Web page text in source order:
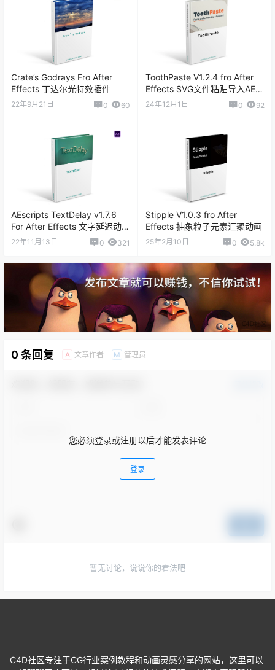
Crate’s Godrays Fro After
Effects 丁达尔光特效插件
22年9月21日 0 60
ToothPaste V1.2.4 fro After
Effects SVG文件粘贴导入AE脚
本
24年12月1日 0 92
AEscripts TextDelay v1.7.6
For After Effects 文字延迟动画
制作插件
22年11月13日 0 321
Stipple V1.0.3 fro After
Effects 抽象粒子元素汇聚动画
25年2月10日 0 5.8k
0 条回复 A 文章作者 M 管理员
您必须登录或注册以后才能发表评论
登录
暂无讨论，说说你的看法吧
C4D社区专注于CG行业案例教程和动画灵感分享的网站，这里可以